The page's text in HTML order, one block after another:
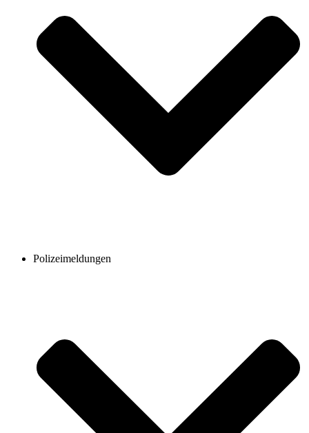
Polizeimeldungen